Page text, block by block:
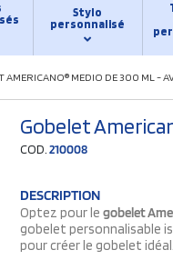
Stylo
personnalisé
AMERICANO® MEDIO DE 300 ML -
Gobelet
COD.210008
DESCRIPTION
Optez pour le gobelet
gobelet personnalisable
pour créer le gobelet